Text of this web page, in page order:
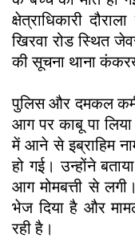
क्षेत्राधिकारी
खिरवा रोड स्थित
की सूचना थाना
पुलिस और दमकल
आग पर काबू पा
में आने से इब्राहिम
हो गई। उन्होंने
आग मोमबत्ती से
भेज दिया है और
रही है।